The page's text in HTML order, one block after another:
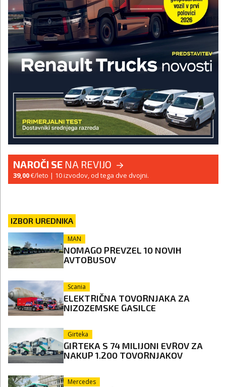
NAROČI SE NA REVIJO
39,00€/leto | 10 izvodov, od tega dve dvojni.
IZBOR UREDNIKA
MAN
NOMAGO PREVZEL 10 NOVIH
AVTOBUSOV
Scania
ELEKTRIČNA TOVORNJAKA ZA
NIZOZEMSKE GASILCE
Girteka
GIRTEKA S 74 MILIJONI EVROV ZA
NAKUP 1.200 TOVORNJAKOV
Mercedes